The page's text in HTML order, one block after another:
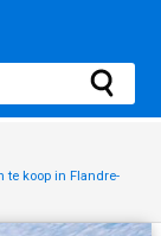
te koop in Flandre-